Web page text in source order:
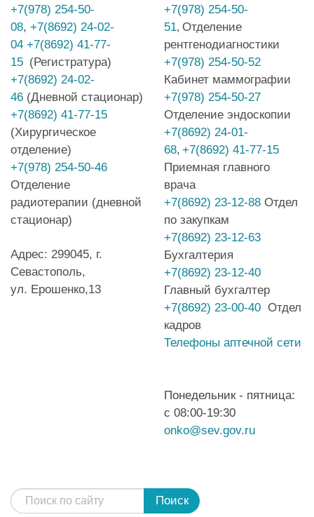
+7(978) 254-50-
08, +7(8692) 24-02-
04 +7(8692) 41-77-
15 (Регистратура)
+7(8692) 24-02-
46 (Дневной стационар)
+7(8692) 41-77-15
(Хирургическое
отделение)
+7(978) 254-50-46
Отделение
радиотерапии (дневной
стационар)
Адрес: 299045, г.
Севастополь,
ул. Ерошенко,13
+7(978) 254-50-
51, Отделение
рентгенодиагностики
+7(978) 254-50-52
Кабинет маммографии
+7(978) 254-50-27
Отделение эндоскопии
+7(8692) 24-01-
68, +7(8692) 41-77-15
Приемная главного
врача
+7(8692) 23-12-88 Отдел
по закупкам
+7(8692) 23-12-63
Бухгалтерия
+7(8692) 23-12-40
Главный бухгалтер
+7(8692) 23-00-40 Отдел
кадров
Телефоны аптечной сети
Понедельник - пятница:
с 08:00-19:30
onko@sev.gov.ru
Поиск